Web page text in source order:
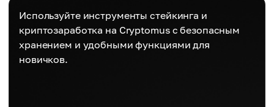
Используйте инструменты стейкинга и
криптозаработка на Cryptomus с безопасным
хранением и удобными функциями для
новичков.